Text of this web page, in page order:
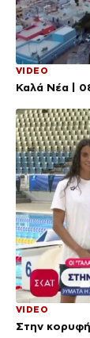
VIDEO
Καλά Νέα |
VIDEO
Στην